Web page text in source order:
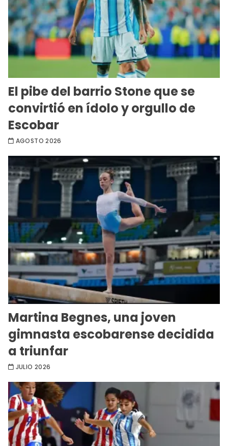
El pibe del barrio Stone que se
convirtió en ídolo y orgullo de
Escobar
AGOSTO 2026
Martina Begnes, una joven
gimnasta escobarense decidida
a triunfar
JULIO 2026